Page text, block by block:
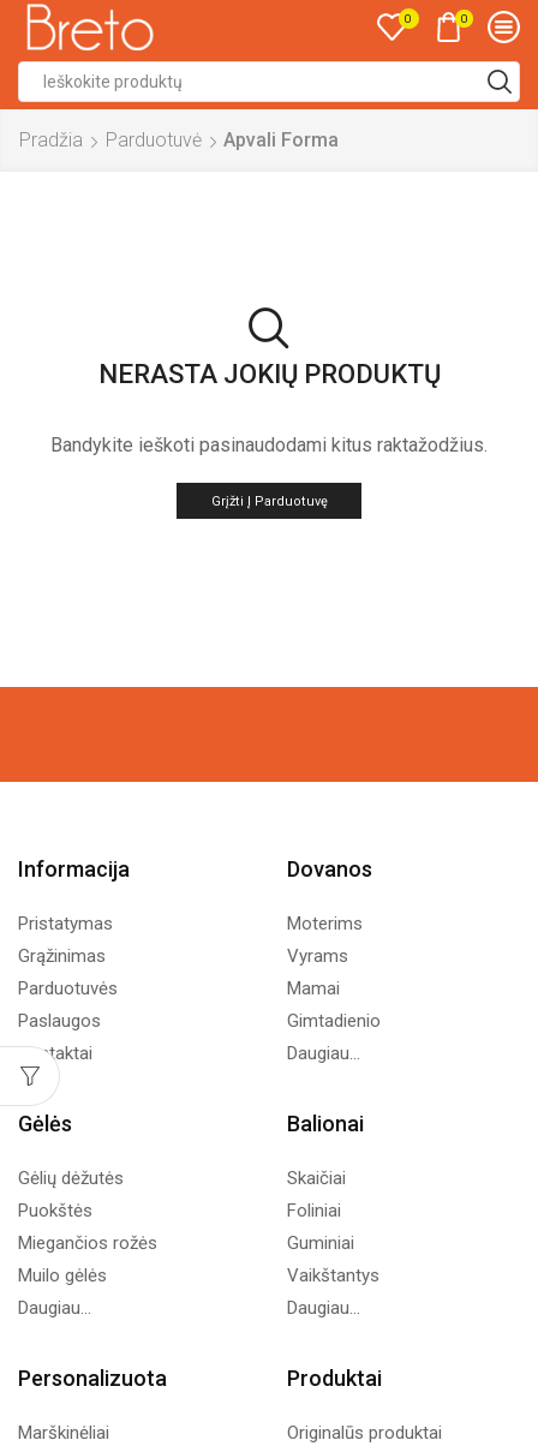
0 0
Pradžia Parduotuvė Apvali Forma
NERASTA JOKIŲ PRODUKTŲ
Bandykite ieškoti pasinaudodami kitus raktažodžius.
Grįžti Į Parduotuvę
Informacija
Pristatymas
Grąžinimas
Parduotuvės
Paslaugos
Kontaktai
Dovanos
Moterims
Vyrams
Mamai
Gimtadienio
Daugiau...
Gėlės
Gėlių dėžutės
Puokštės
Miegančios rožės
Muilo gėlės
Daugiau...
Balionai
Skaičiai
Foliniai
Guminiai
Vaikštantys
Daugiau...
Personalizuota
Marškinėliai
Produktai
Originalūs produktai